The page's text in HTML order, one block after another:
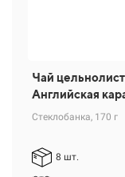
Чай
Английская
Стеклобанка, 170 г
8 шт.